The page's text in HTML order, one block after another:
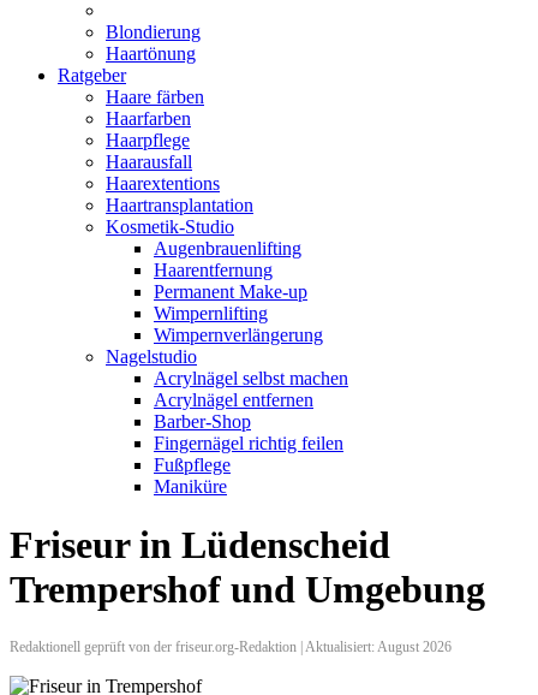
Blondierung
Haartönung
Ratgeber
Haare färben
Haarfarben
Haarpflege
Haarausfall
Haarextentions
Haartransplantation
Kosmetik-Studio
Augenbrauenlifting
Haarentfernung
Permanent Make-up
Wimpernlifting
Wimpernverlängerung
Nagelstudio
Acrylnägel selbst machen
Acrylnägel entfernen
Barber-Shop
Fingernägel richtig feilen
Fußpflege
Maniküre
Friseur in Lüdenscheid
Trempershof und Umgebung
Redaktionell geprüft von der friseur.org-Redaktion | Aktualisiert: August 2026